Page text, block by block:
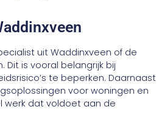
uit Waddinxveen of de
Dit is vooral belangrijk bij
te beperken. Daarnaast
voor woningen en
werk dat voldoet aan de